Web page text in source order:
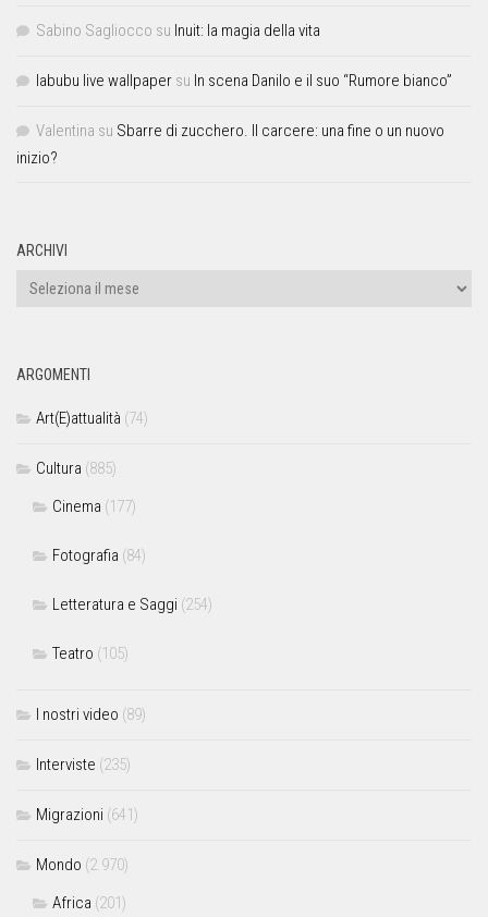
Sabino Sagliocco su Inuit: la magia della vita
labubu live wallpaper su In scena Danilo e il suo “Rumore bianco”
Valentina su Sbarre di zucchero. Il carcere: una fine o un nuovo
inizio?
ARCHIVI
ARGOMENTI
Art(E)attualità (74)
Cultura (885)
Cinema (177)
Fotografia (84)
Letteratura e Saggi (254)
Teatro (105)
I nostri video (89)
Interviste (235)
Migrazioni (641)
Mondo (2.970)
Africa (201)